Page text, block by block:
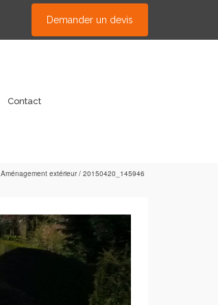
Demander un devis
Contact
Aménagement extérieur / 20150420_145946